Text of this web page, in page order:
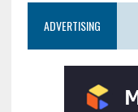
ADVERTISING